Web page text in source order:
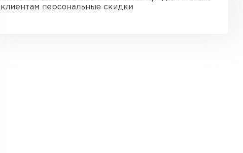
клиентам персональные скидки